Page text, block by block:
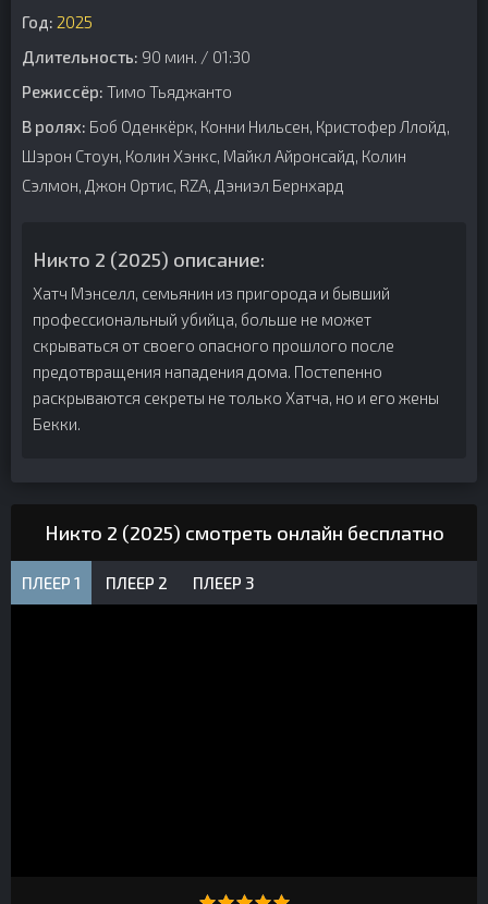
Год: 2025
Длительность: 90 мин. / 01:30
Режиссёр: Тимо Тьяджанто
В ролях: Боб Оденкёрк, Конни Нильсен, Кристофер Ллойд,
Шэрон Стоун, Колин Хэнкс, Майкл Айронсайд, Колин
Сэлмон, Джон Ортис, RZA, Дэниэл Бернхард
Никто 2 (2025) описание:
Хатч Мэнселл, семьянин из пригорода и бывший
профессиональный убийца, больше не может
скрываться от своего опасного прошлого после
предотвращения нападения дома. Постепенно
раскрываются секреты не только Хатча, но и его жены
Бекки.
Никто 2 (2025) смотреть онлайн бесплатно
ПЛЕЕР 1 ПЛЕЕР 2 ПЛЕЕР 3